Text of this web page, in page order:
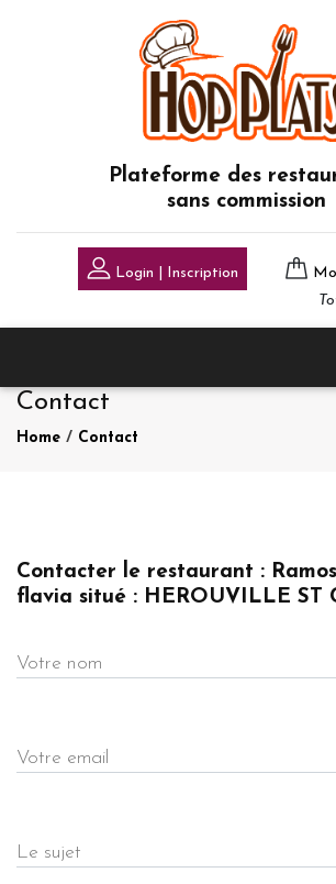
Plateforme des
sans commission
Login | Inscription
Contact
Home / Contact
Contacter le restaurant :
flavia situé : HEROUVILLE ST
Votre nom
Votre email
Le sujet